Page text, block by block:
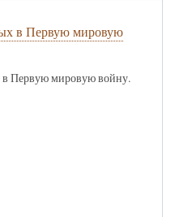
в Первую мировую
Первую мировую войну.